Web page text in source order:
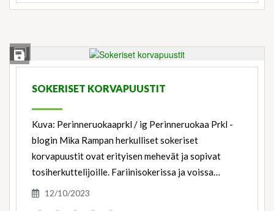
View
Ingredients
Save Recipe
SOKERISET KORVAPUUSTIT
Kuva: Perinneruokaaprkl / ig Perinneruokaa Prkl -
blogin Mika Rampan herkulliset sokeriset
korvapuustit ovat erityisen mehevät ja sopivat
tosiherkuttelijoille. Fariinisokerissa ja voissa…
12/10/2023